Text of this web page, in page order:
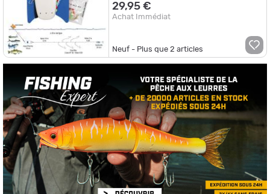
29,95 €
Achat Immédiat
Neuf - Plus que2 articles